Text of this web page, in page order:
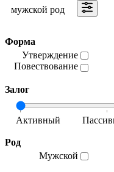
мужской род
Форма
Утверждение
Повествование
Залог
Род
Мужской